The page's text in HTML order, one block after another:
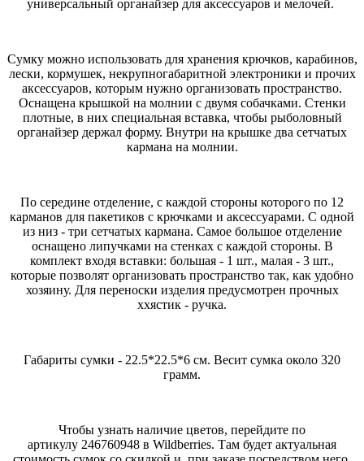
универсальный органайзер для аксессуаров и мелочей.
Сумку можно использовать для хранения крючков, карабинов,
лески, кормушек, некрупногабаритной электроники и прочих
аксессуаров, которым нужно организовать пространство.
Оснащена крышкой на молнии с двумя собачками. Стенки
плотные, в них специальная вставка, чтобы рыболовный
органайзер держал форму. Внутри на крышке два сетчатых
кармана на молнии.
По середине отделение, с каждой стороны которого по 12
карманов для пакетиков с крючками и аксессуарами. С одной
из низ - три сетчатых кармана. Самое большое отделение
оснащено липучками на стенках с каждой стороны. В
комплект входя вставки: большая - 1 шт., малая - 3 шт.,
которые позволят организовать пространство так, как удобно
хозяину. Для переноски изделия предусмотрен прочных
ххястик - ручка.
Габариты сумки - 22.5*22.5*6 см. Весит сумка около 320
грамм.
Чтобы узнать наличие цветов, перейдите по
артикулу 246760948 в Wildberries. Там будет актуальная